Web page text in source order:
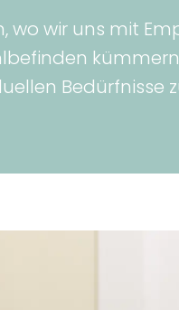
wo wir uns mit
Bedürfnisse